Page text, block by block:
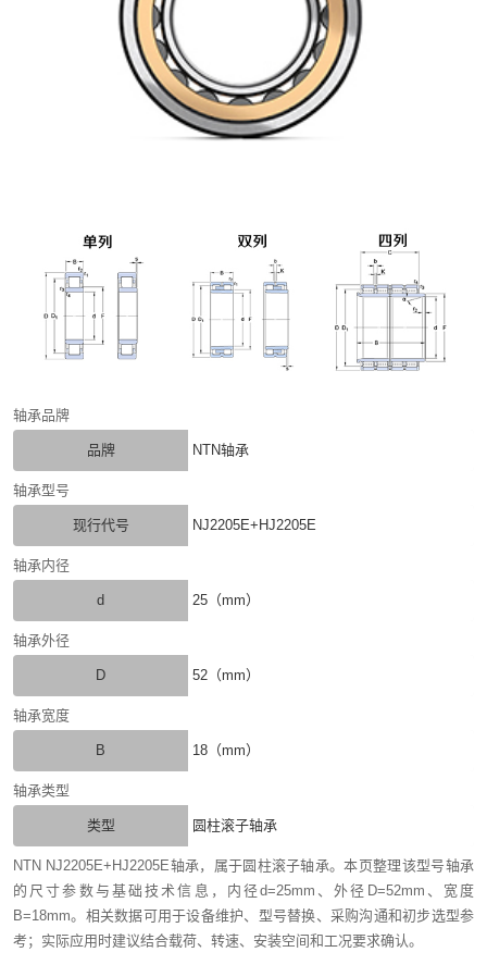
轴承品牌
品牌 NTN轴承
轴承型号
现行代号 NJ2205E+HJ2205E
轴承内径
d 25（mm）
轴承外径
D 52（mm）
轴承宽度
B 18（mm）
轴承类型
类型 圆柱滚子轴承
NTN NJ2205E+HJ2205E轴承，属于圆柱滚子轴承。本页整理该型号轴承
的尺寸参数与基础技术信息，内径d=25mm、外径D=52mm、宽度
B=18mm。相关数据可用于设备维护、型号替换、采购沟通和初步选型参
考；实际应用时建议结合载荷、转速、安装空间和工况要求确认。